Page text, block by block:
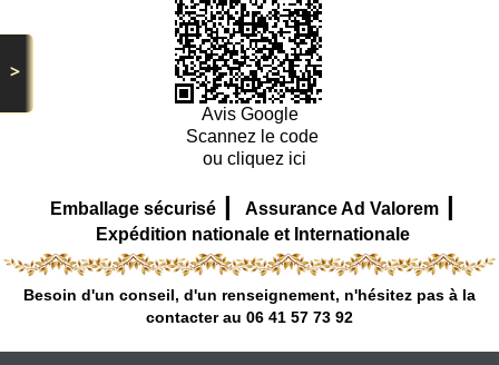
>
Avis Google
Scannez le code
ou cliquez ici
Emballage sécurisé | Assurance Ad Valorem |
Expédition nationale et Internationale
Besoin d'un conseil, d'un renseignement, n'hésitez pas à la
contacter au 06 41 57 73 92